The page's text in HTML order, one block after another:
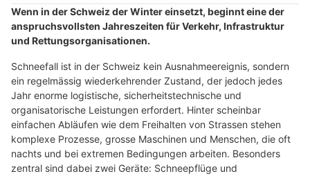
Wenn in der Schweiz der Winter einsetzt, beginnt eine der
anspruchsvollsten Jahreszeiten für Verkehr, Infrastruktur
und Rettungsorganisationen.
Schneefall ist in der Schweiz kein Ausnahmeereignis, sondern
ein regelmässig wiederkehrender Zustand, der jedoch jedes
Jahr enorme logistische, sicherheitstechnische und
organisatorische Leistungen erfordert. Hinter scheinbar
einfachen Abläufen wie dem Freihalten von Strassen stehen
komplexe Prozesse, grosse Maschinen und Menschen, die oft
nachts und bei extremen Bedingungen arbeiten. Besonders
zentral sind dabei zwei Geräte: Schneepflüge und